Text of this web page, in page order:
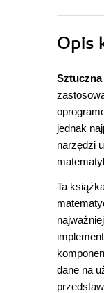
Opis
jednak
narzędzi
Ta
dane na